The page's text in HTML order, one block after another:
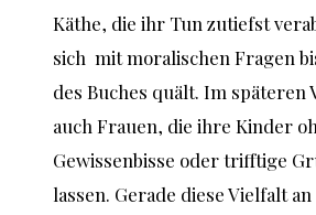
Käthe, die ihr Tun zutiefst
sich mit moralischen Fragen
des Buches quält. Im späteren
auch Frauen, die ihre Kinder
Gewissenbisse oder trifftige
lassen. Gerade diese Vielfalt an